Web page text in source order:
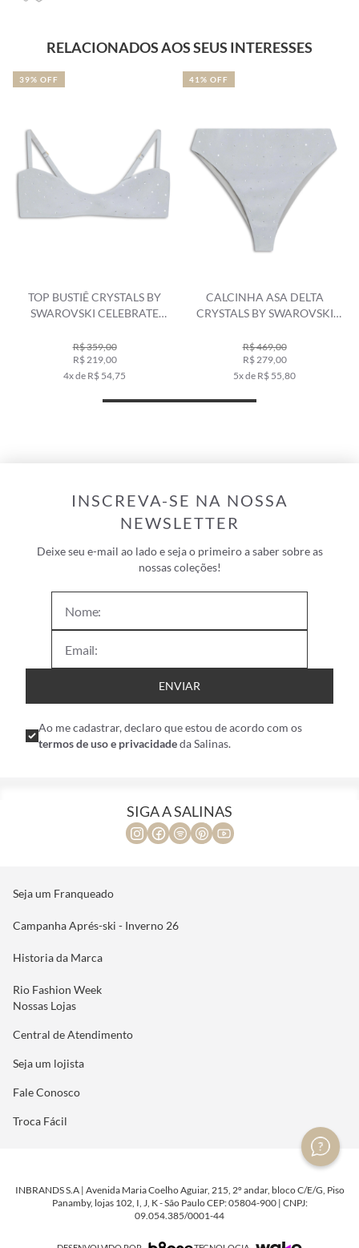
RELACIONADOS AOS SEUS INTERESSES
TOP BUSTIÊ CRYSTALS BY
SWAROVSKI CELEBRATE
R$ 359,00
R$ 219,00
4x de R$ 54,75
39% OFF
CALCINHA ASA DELTA
CRYSTALS BY SWAROVSKI
R$ 469,00
R$ 279,00
5x de R$ 55,80
41% OFF
INSCREVA-SE NA NOSSA
NEWSLETTER
Deixe seu e-mail ao lado e seja o primeiro a saber sobre as
nossas coleções!
ENVIAR
Ao me cadastrar, declaro que estou de acordo com os
termos de uso e privacidadeda Salinas.
SIGA A SALINAS
Seja um Franqueado
Campanha Aprés-ski - Inverno 26
Historia da Marca
Rio Fashion Week
Nossas Lojas
Central de Atendimento
Seja um lojista
Fale Conosco
Troca Fácil
INBRANDS S.A | Avenida Maria Coelho Aguiar, 215, 2º andar, bloco C/E/G, Piso
Panamby, lojas 102, I, J, K - São Paulo CEP: 05804-900 | CNPJ:
09.054.385/0001-44